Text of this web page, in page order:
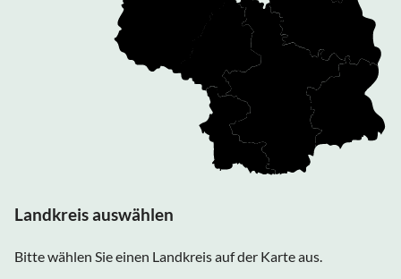
Landkreis auswählen
Bitte wählen Sie einen Landkreis auf der Karte aus.